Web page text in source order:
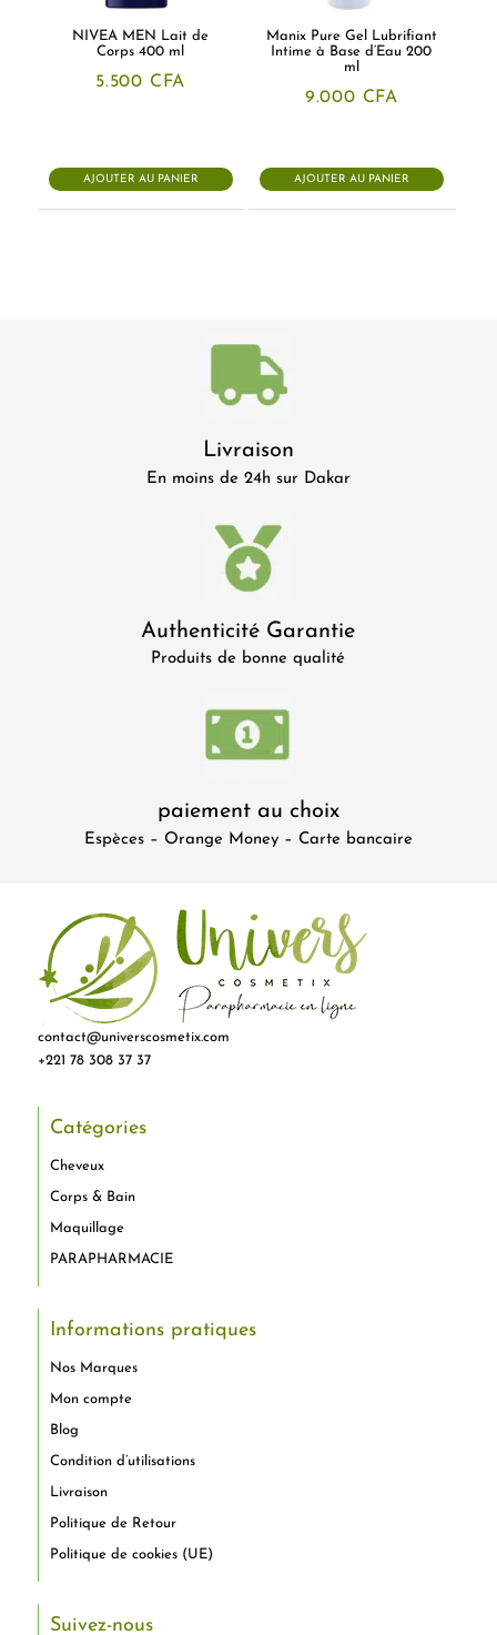
NIVEA MEN Lait de
Corps 400 ml
5.500 CFA
AJOUTER AU PANIER
Manix Pure Gel Lubrifiant
Intime à Base d’Eau 200
ml
9.000 CFA
AJOUTER AU PANIER
Livraison
En moins de 24h sur Dakar
Authenticité Garantie
Produits de bonne qualité
paiement au choix
Espèces – Orange Money – Carte bancaire
contact@universcosmetix.com
+221 78 308 37 37
Catégories
Cheveux
Corps & Bain
Maquillage
PARAPHARMACIE
Informations pratiques
Nos Marques
Mon compte
Blog
Condition d’utilisations
Livraison
Politique de Retour
Politique de cookies (UE)
Suivez-nous